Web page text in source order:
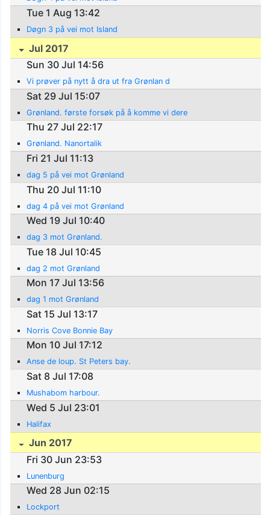
Tue 1 Aug 13:42
Døgn 3 på vei mot Island
Jul 2017
Sun 30 Jul 14:56
Vi prøver på nytt å dra ut fra Grønlan d
Sat 29 Jul 15:07
Grønland. første forsøk på å komme vi dere
Thu 27 Jul 22:17
Grønland. Nanortalik
Fri 21 Jul 11:13
dag 5 på vei mot Grønland
Thu 20 Jul 11:10
dag 4 på vei mot Grønland
Wed 19 Jul 10:40
dag 3 mot Grønland.
Tue 18 Jul 10:45
dag 2 mot Grønland
Mon 17 Jul 13:56
dag 1 mot Grønland
Sat 15 Jul 13:17
Norris Cove Bonnie Bay
Mon 10 Jul 17:12
Anse de loup. St Peters bay.
Sat 8 Jul 17:08
Mushabom harbour.
Wed 5 Jul 23:01
Halifax
Jun 2017
Fri 30 Jun 23:53
Lunenburg
Wed 28 Jun 02:15
Lockport